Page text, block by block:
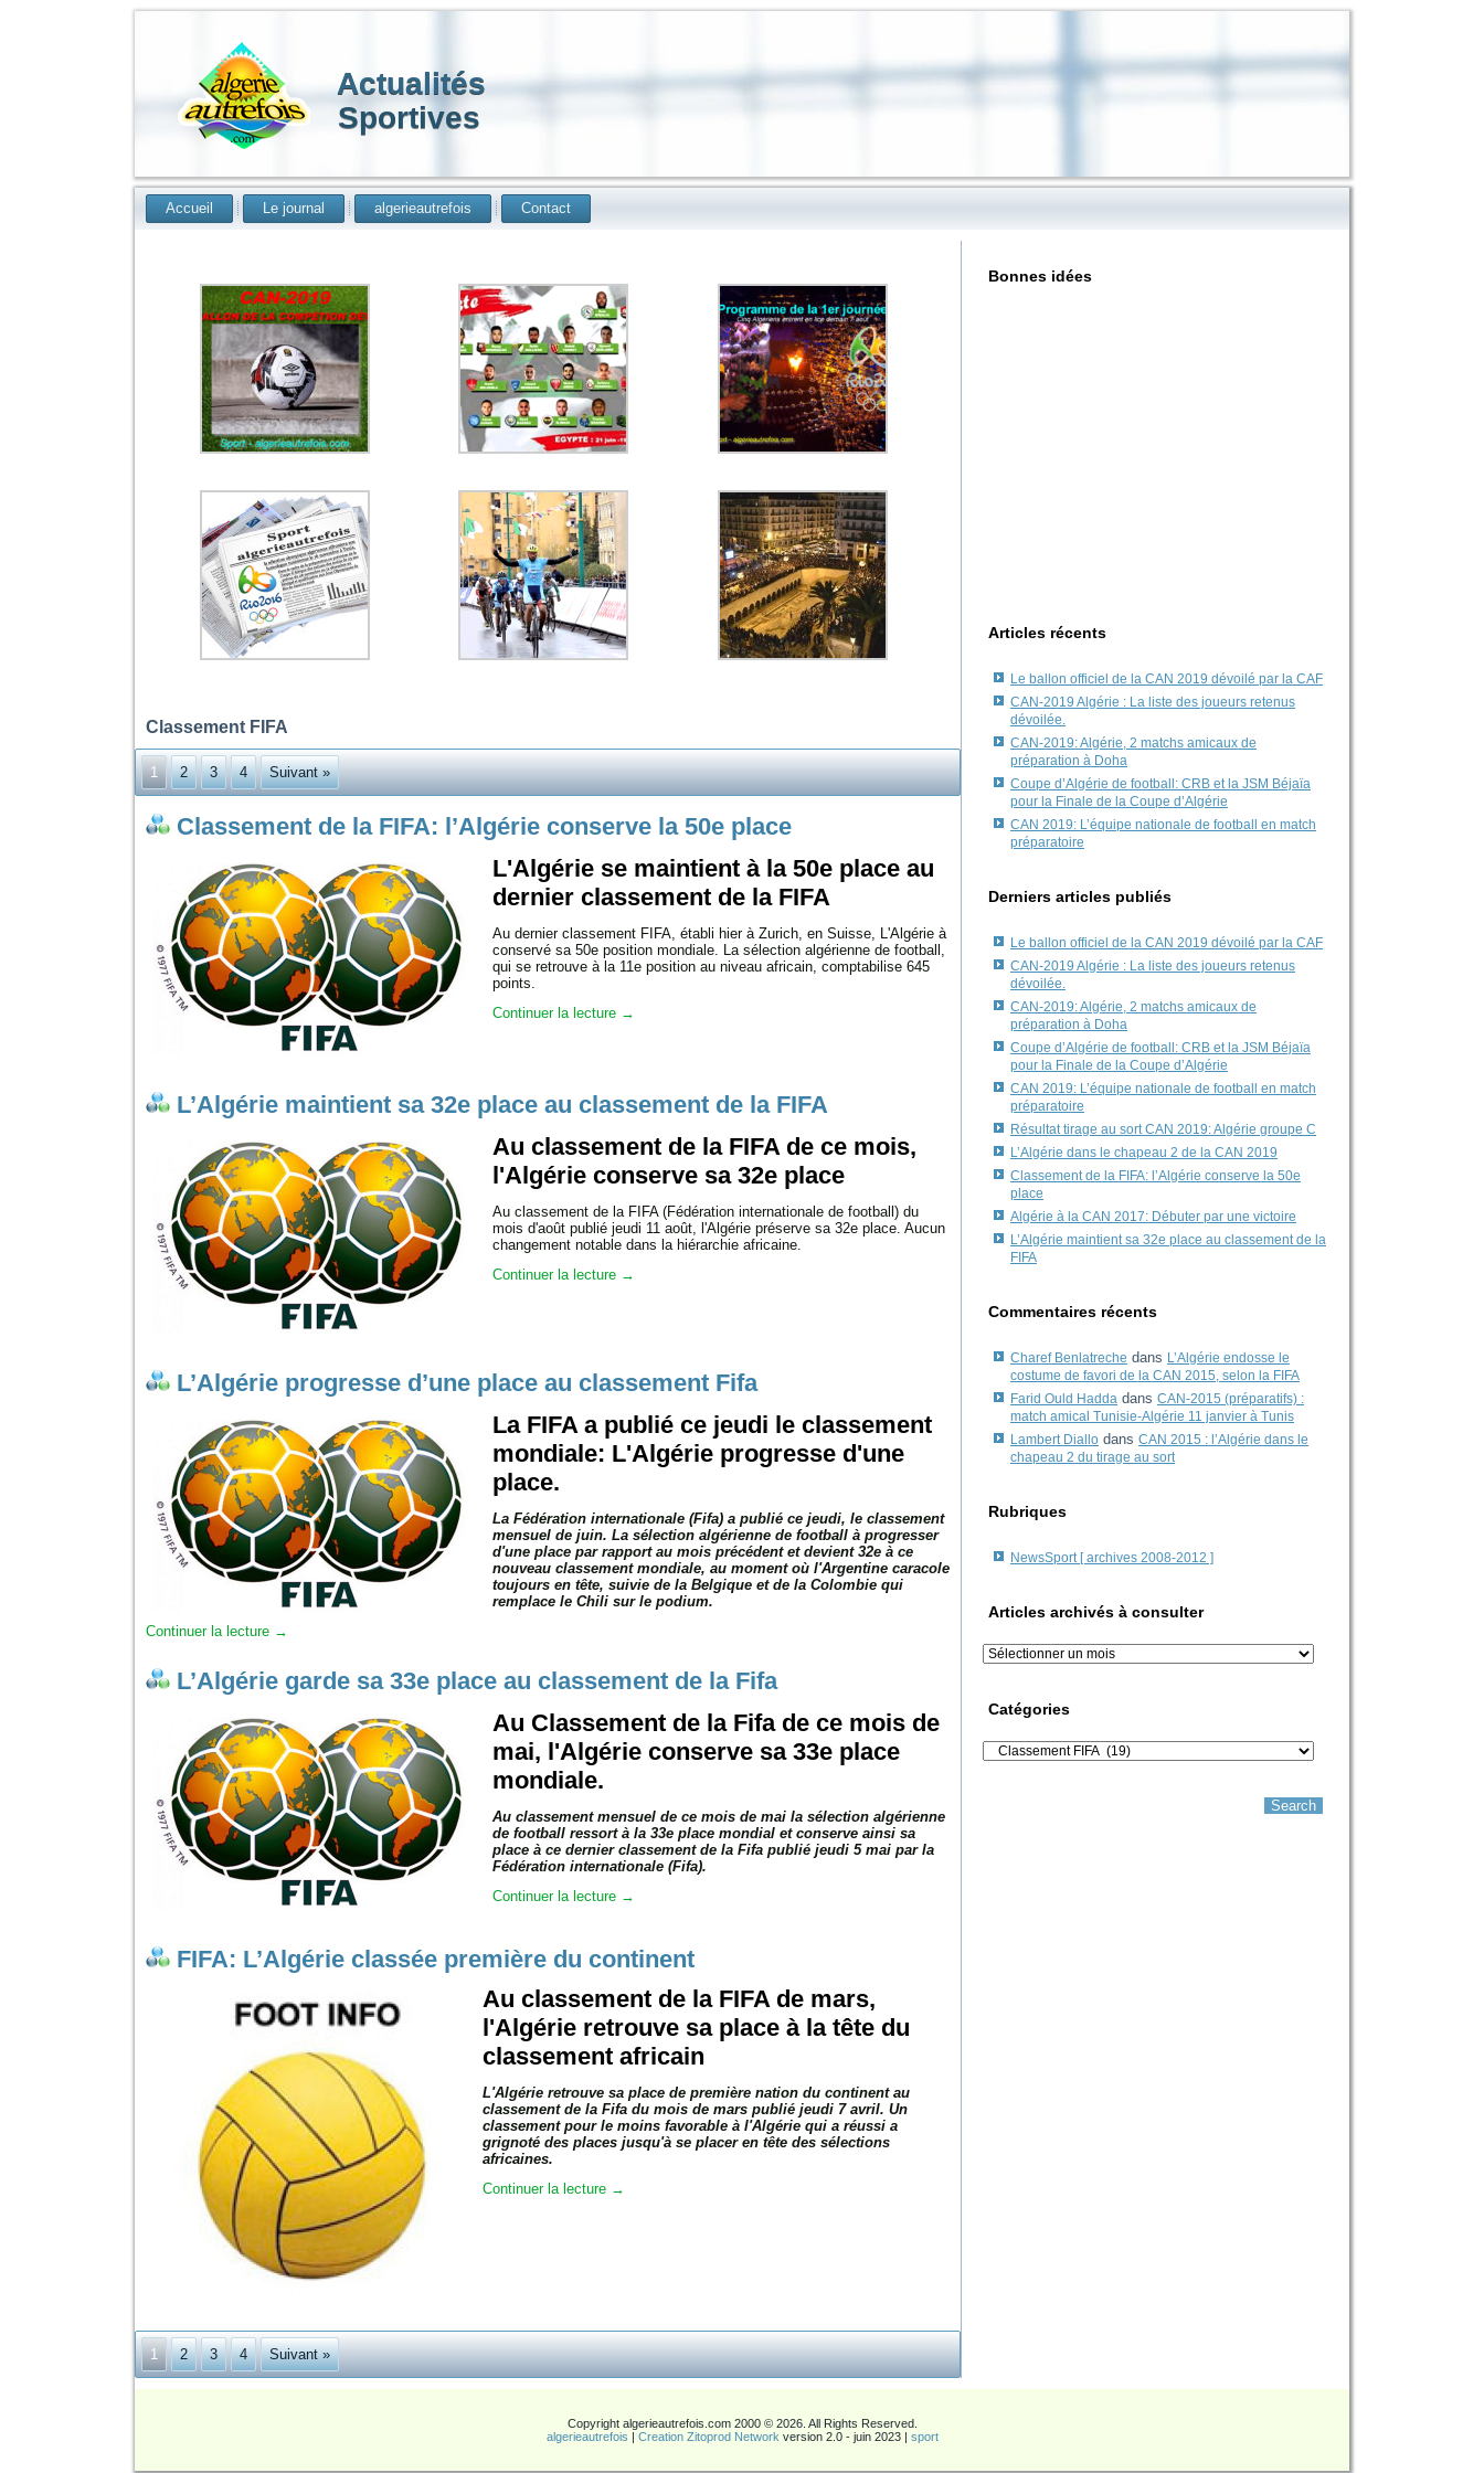
Actualités
Sportives
Accueil Le journal algerieautrefois Contact
Classement FIFA
1 2 3 4 Suivant »
Classement de la FIFA: l’Algérie conserve la 50e place
L'Algérie se maintient à la 50e place au
dernier classement de la FIFA
Au dernier classement FIFA, établi hier à Zurich, en Suisse, L'Algérie à
conservé sa 50e position mondiale. La sélection algérienne de football,
qui se retrouve à la 11e position au niveau africain, comptabilise 645
points.
Continuer la lecture →
L’Algérie maintient sa 32e place au classement de la FIFA
Au classement de la FIFA de ce mois,
l'Algérie conserve sa 32e place
Au classement de la FIFA (Fédération internationale de football) du
mois d'août publié jeudi 11 août, l'Algérie préserve sa 32e place. Aucun
changement notable dans la hiérarchie africaine.
Continuer la lecture →
L’Algérie progresse d’une place au classement Fifa
La FIFA a publié ce jeudi le classement
mondiale: L'Algérie progresse d'une
place.
La Fédération internationale (Fifa) a publié ce jeudi, le classement
mensuel de juin. La sélection algérienne de football à progresser
d'une place par rapport au mois précédent et devient 32e à ce
nouveau classement mondiale, au moment où l'Argentine caracole
toujours en tête, suivie de la Belgique et de la Colombie qui
remplace le Chili sur le podium.
Continuer la lecture →
L’Algérie garde sa 33e place au classement de la Fifa
Au Classement de la Fifa de ce mois de
mai, l'Algérie conserve sa 33e place
mondiale.
Au classement mensuel de ce mois de mai la sélection algérienne
de football ressort à la 33e place mondial et conserve ainsi sa
place à ce dernier classement de la Fifa publié jeudi 5 mai par la
Fédération internationale (Fifa).
Continuer la lecture →
FIFA: L’Algérie classée première du continent
Au classement de la FIFA de mars,
l'Algérie retrouve sa place à la tête du
classement africain
L'Algérie retrouve sa place de première nation du continent au
classement de la Fifa du mois de mars publié jeudi 7 avril. Un
classement pour le moins favorable à l'Algérie qui a réussi a
grignoté des places jusqu'à se placer en tête des sélections
africaines.
Continuer la lecture →
1 2 3 4 Suivant »
Bonnes idées
Articles récents
Le ballon officiel de la CAN 2019 dévoilé par la CAF
CAN-2019 Algérie : La liste des joueurs retenus
dévoilée.
CAN-2019: Algérie, 2 matchs amicaux de
préparation à Doha
Coupe d’Algérie de football: CRB et la JSM Béjaïa
pour la Finale de la Coupe d’Algérie
CAN 2019: L’équipe nationale de football en match
préparatoire
Derniers articles publiés
Le ballon officiel de la CAN 2019 dévoilé par la CAF
CAN-2019 Algérie : La liste des joueurs retenus
dévoilée.
CAN-2019: Algérie, 2 matchs amicaux de
préparation à Doha
Coupe d’Algérie de football: CRB et la JSM Béjaïa
pour la Finale de la Coupe d’Algérie
CAN 2019: L’équipe nationale de football en match
préparatoire
Résultat tirage au sort CAN 2019: Algérie groupe C
L’Algérie dans le chapeau 2 de la CAN 2019
Classement de la FIFA: l’Algérie conserve la 50e
place
Algérie à la CAN 2017: Débuter par une victoire
L’Algérie maintient sa 32e place au classement de la
FIFA
Commentaires récents
Charef Benlatreche dans L’Algérie endosse le
costume de favori de la CAN 2015, selon la FIFA
Farid Ould Hadda dans CAN-2015 (préparatifs) :
match amical Tunisie-Algérie 11 janvier à Tunis
Lambert Diallo dans CAN 2015 : l’Algérie dans le
chapeau 2 du tirage au sort
Rubriques
NewsSport [ archives 2008-2012 ]
Articles archivés à consulter
Articles
archivés
Catégories
Catégories
Copyright algerieautrefois.com 2000 © 2026. All Rights Reserved.
algerieautrefois | Creation Zitoprod Network version 2.0 - juin 2023 | sport